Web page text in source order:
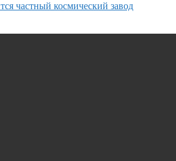
частный космический завод